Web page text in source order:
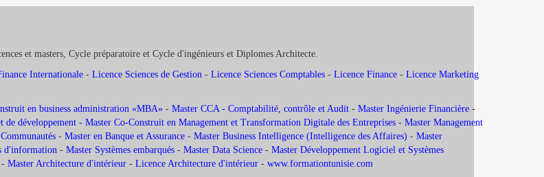
et masters, Cycle préparatoire et Cycle d'ingénieurs et Diplomes Architecte.
Internationale - Licence Sciences de Gestion - Licence Sciences Comptables - Licence Finance - Licence Marketing
en business administration «MBA» - Master CCA - Comptabilité, contrôle et Audit - Master Ingénierie Financière -
de développement - Master Co-Construit en Management et Transformation Digitale des Entreprises - Master Management
- Master en Banque et Assurance - Master Business Intelligence (Intelligence des Affaires) - Master
d'information - Master Systèmes embarqués - Master Data Science - Master Développement Logiciel et Systèmes
- Master Architecture d'intérieur - Licence Architecture d'intérieur - www.formationtunisie.com